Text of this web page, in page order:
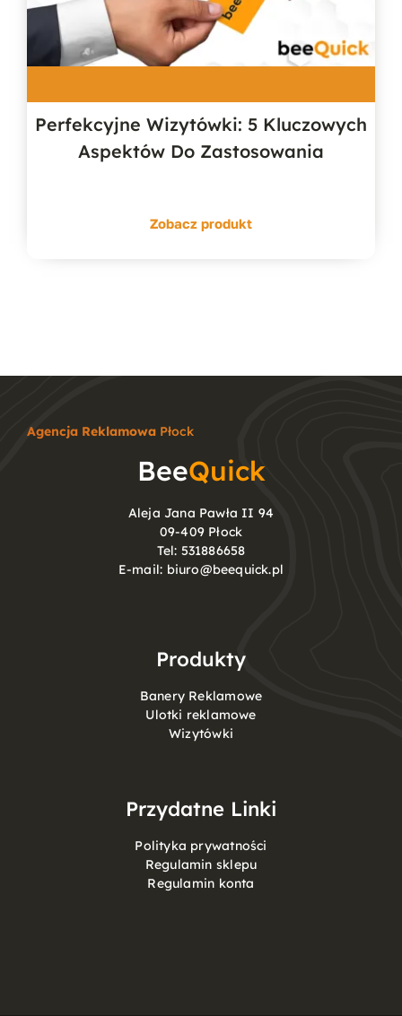
Perfekcyjne Wizytówki: 5 Kluczowych
Aspektów Do Zastosowania
Zobacz produkt
Agencja ReklamowaPłock
BeeQuick
Aleja Jana Pawła II 94
09-409 Płock
Tel: 531886658
E-mail: biuro@beequick.pl
Produkty
Banery Reklamowe
Ulotki reklamowe
Wizytówki
Przydatne Linki
Polityka prywatności
Regulamin sklepu
Regulamin konta